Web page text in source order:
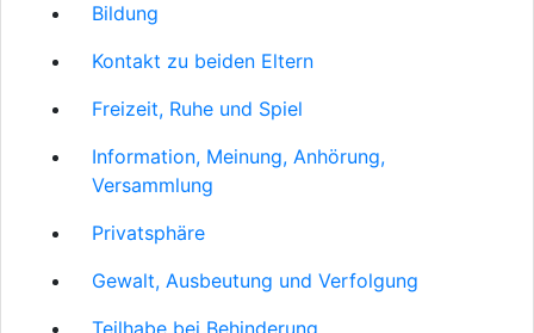
Bildung
Kontakt zu beiden Eltern
Freizeit, Ruhe und Spiel
Information, Meinung, Anhörung,
Versammlung
Privatsphäre
Gewalt, Ausbeutung und Verfolgung
Teilhabe bei Behinderung